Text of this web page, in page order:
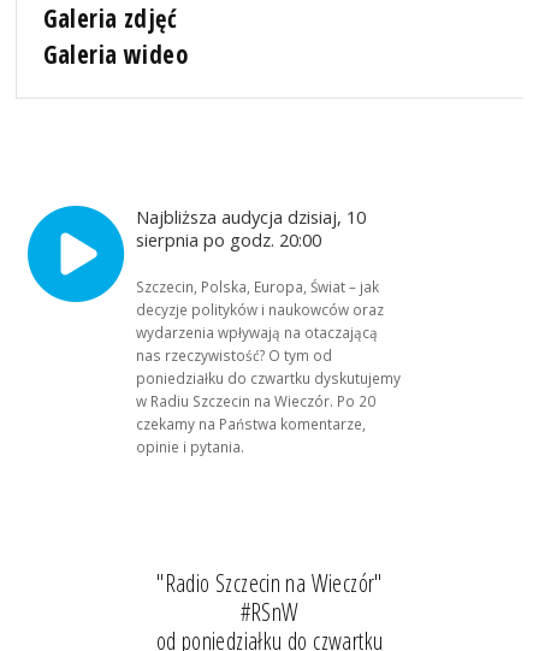
Galeria zdjęć
Galeria wideo
Najbliższa audycja dzisiaj, 10
sierpnia po godz. 20:00
Szczecin, Polska, Europa, Świat – jak
decyzje polityków i naukowców oraz
wydarzenia wpływają na otaczającą
nas rzeczywistość? O tym od
poniedziałku do czwartku dyskutujemy
w Radiu Szczecin na Wieczór. Po 20
czekamy na Państwa komentarze,
opinie i pytania.
"Radio Szczecin na Wieczór"
#RSnW
od poniedziałku do czwartku